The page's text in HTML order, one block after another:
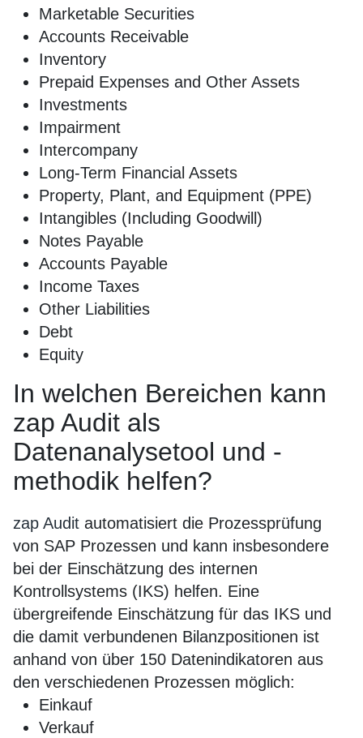
Marketable Securities
Accounts Receivable
Inventory
Prepaid Expenses and Other Assets
Investments
Impairment
Intercompany
Long-Term Financial Assets
Property, Plant, and Equipment (PPE)
Intangibles (Including Goodwill)
Notes Payable
Accounts Payable
Income Taxes
Other Liabilities
Debt
Equity
In welchen Bereichen kann
zap Audit als
Datenanalysetool und -
methodik helfen?
zap Audit automatisiert die Prozessprüfung
von SAP Prozessen und kann insbesondere
bei der Einschätzung des internen
Kontrollsystems (IKS) helfen. Eine
übergreifende Einschätzung für das IKS und
die damit verbundenen Bilanzpositionen ist
anhand von über 150 Datenindikatoren aus
den verschiedenen Prozessen möglich:
Einkauf
Verkauf